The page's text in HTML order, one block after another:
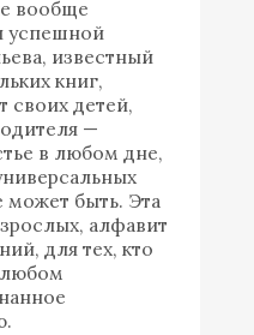
вообще
успешной
известный
книг,
своих детей,
—
в любом дне,
может быть. Эта
алфавит
для тех, кто
любом